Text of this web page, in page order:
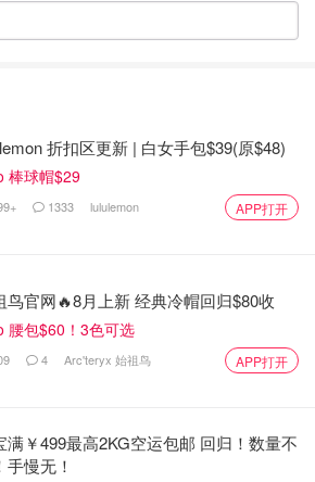
折扣区更新 | 白女手包$39(原$48)
棒球帽$29
1333 lululemon APP打开
鸟官网🔥8月上新 经典冷帽回归$80收
腰包$60！3色可选
4 Arc'teryx 始祖鸟 APP打开
满￥499最高2KG空运包邮 回归！数量不
手慢无！